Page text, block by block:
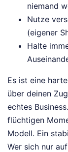
niemand
Nutze
(eigener
Halte
Es ist eine
über deinen
echtes
flüchtigen
Modell. Ein
Wer sich nur